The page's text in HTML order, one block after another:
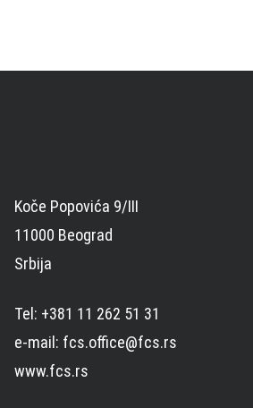
Koče Popovića 9/III
11000 Beograd
Srbija
Tel: +381 11 262 51 31
e-mail: fcs.office@fcs.rs
www.fcs.rs